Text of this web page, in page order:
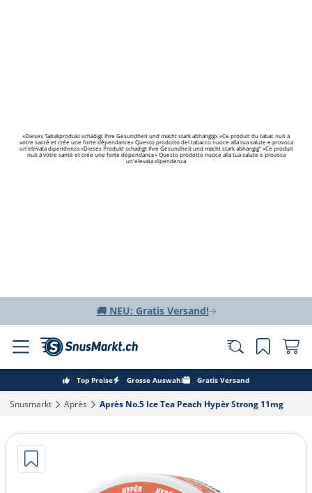
«Dieses Tabakprodukt schädigt Ihre Gesundheit und macht stark abhängig» «Ce produit du tabac nuit à
votre santé et crée une forte dépendance» Questo prodotto del tabacco nuoce alla tua salute e provoca
un'elevata dipendenza «Dieses Produkt schadigt Ihre Gesundheit und macht stark abhangig" «Ce produit
nuit à votre santé et crée une forte dépendance» Questo prodotto nuoce alla tua salute e provoca
un'elevata dipendenza
🚚 NEU: Gratis Versand!
Top Preise Grosse Auswahl Gratis Versand
Snusmarkt‎ Après‎ Après No.5 Ice Tea Peach Hypèr Strong 11mg‎